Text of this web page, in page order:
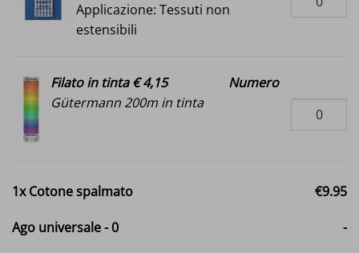
Applicazione: Tessuti non
estensibili
Filato in tinta € 4,15
Gütermann 200m in tinta
Numero
1xCotone spalmato €9.95
Ago universale-0 -